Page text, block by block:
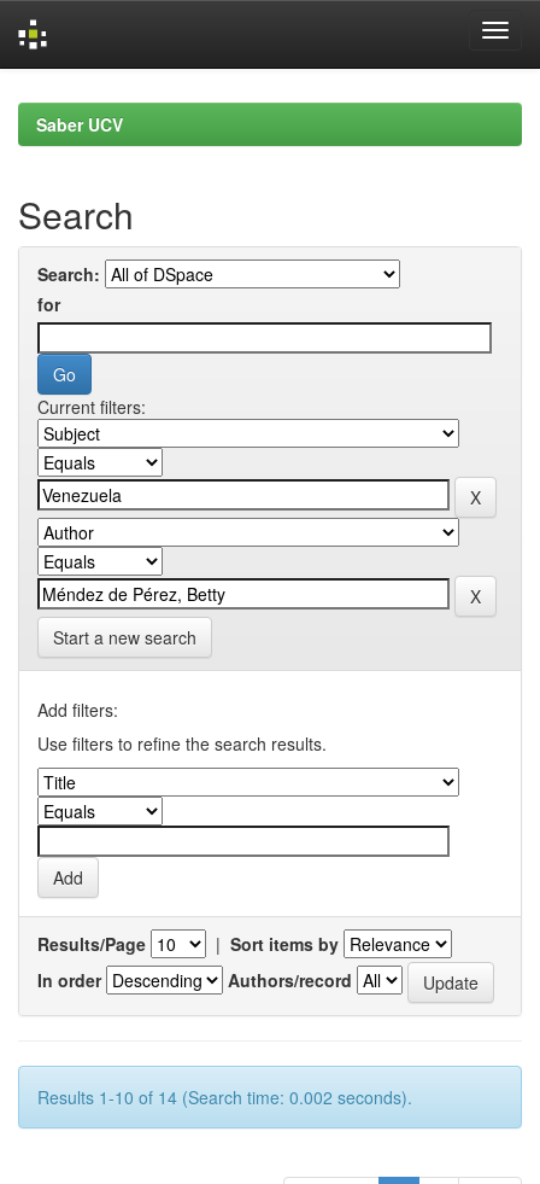
navigationSaber UCV
Search
Search:
for
Current filters:
Start a new search
Add filters:
Use filters to refine the search results.
Results/Page | Sort items by
In order
Authors/record
Results 1-10 of 14 (Search time: 0.002 seconds).